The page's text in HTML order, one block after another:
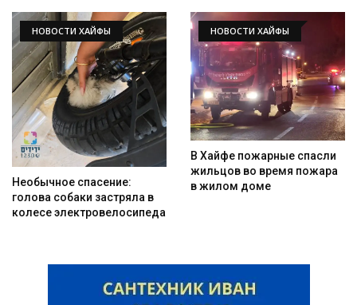
НОВОСТИ ХАЙФЫ
Необычное спасение:
голова собаки застряла в
колесе электровелосипеда
НОВОСТИ ХАЙФЫ
В Хайфе пожарные спасли
жильцов во время пожара
в жилом доме